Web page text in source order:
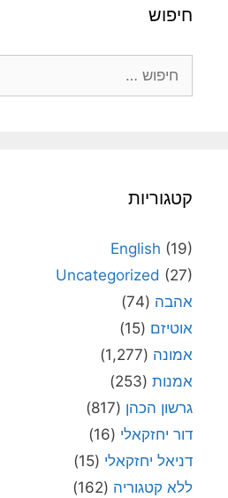
חיפוש
קטגוריות
English (19)
Uncategorized (27)
אהבה (74)
אוטיזם (15)
אמונה (1,277)
אמנות (253)
גרשון הכהן (817)
דור יחזקאלי (16)
דניאל יחזקאלי (15)
ללא קטגוריה (162)